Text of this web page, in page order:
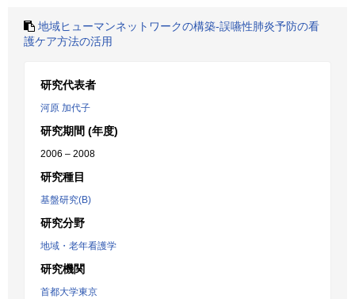
地域ヒューマンネットワークの構築-誤嚥性肺炎予防の看
護ケア方法の活用
研究代表者
河原 加代子
研究期間 (年度)
2006 – 2008
研究種目
基盤研究(B)
研究分野
地域・老年看護学
研究機関
首都大学東京